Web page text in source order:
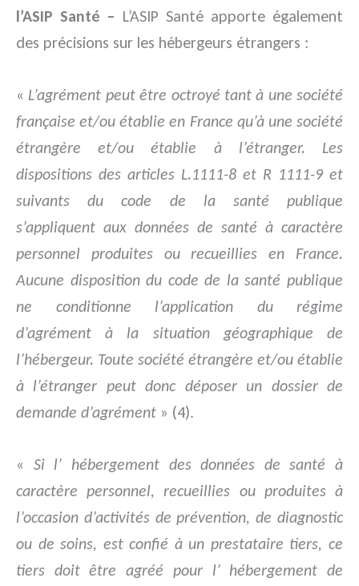
l’ASIP Santé – L’ASIP Santé apporte également
des précisions sur les hébergeurs étrangers :
« L’agrément peut être octroyé tant à une société
française et/ou établie en France qu’à une société
étrangère et/ou établie à l’étranger. Les
dispositions des articles L.1111-8 et R 1111-9 et
suivants du code de la santé publique
s’appliquent aux données de santé à caractère
personnel produites ou recueillies en France.
Aucune disposition du code de la santé publique
ne conditionne l’application du régime
d’agrément à la situation géographique de
l’hébergeur. Toute société étrangère et/ou établie
à l’étranger peut donc déposer un dossier de
demande d’agrément » (4).
« Si l’ hébergement des données de santé à
caractère personnel, recueillies ou produites à
l’occasion d’activités de prévention, de diagnostic
ou de soins, est confié à un prestataire tiers, ce
tiers doit être agréé pour l’ hébergement de